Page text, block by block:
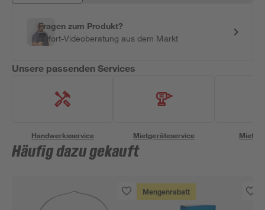
Fragen zum Produkt?
Sofort-Videoberatung aus dem Markt
Unsere passenden Services
Handwerksservice Mietgeräteservice
Häufig dazu gekauft
Mengenrabatt